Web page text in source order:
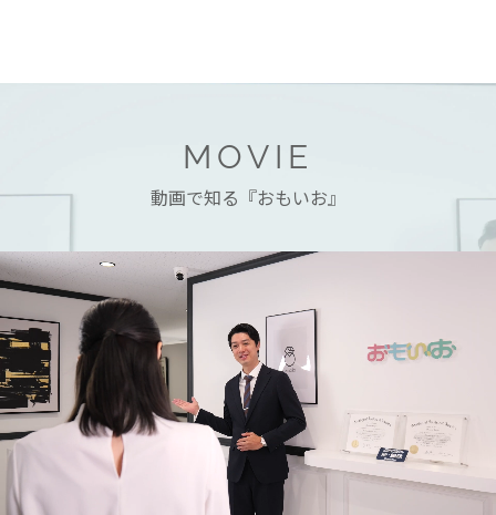
MOVIE
動画で知る『おもいお』